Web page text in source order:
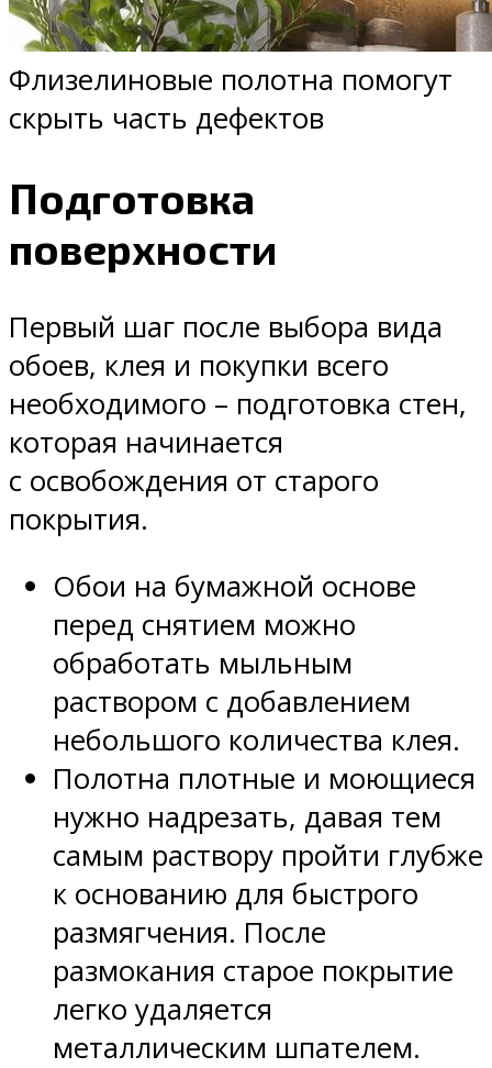
Флизелиновые полотна помогут
скрыть часть дефектов
Подготовка
поверхности
Первый шаг после выбора вида
обоев, клея и покупки всего
необходимого – подготовка стен,
которая начинается
с освобождения от старого
покрытия.
Обои на бумажной основе
перед снятием можно
обработать мыльным
раствором с добавлением
небольшого количества клея.
Полотна плотные и моющиеся
нужно надрезать, давая тем
самым раствору пройти глубже
к основанию для быстрого
размягчения. После
размокания старое покрытие
легко удаляется
металлическим шпателем.